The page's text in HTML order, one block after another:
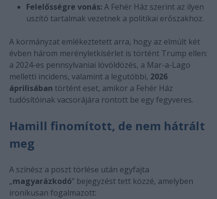
Felelősségre vonás: A Fehér Ház szerint az ilyen
uszító tartalmak vezetnek a politikai erőszakhoz.
A kormányzat emlékeztetett arra, hogy az elmúlt két
évben három merényletkísérlet is történt Trump ellen:
a 2024-es pennsylvaniai lövöldözés, a Mar-a-Lago
melletti incidens, valamint a legutóbbi, 2026
áprilisában történt eset, amikor a Fehér Ház
tudósítóinak vacsorájára rontott be egy fegyveres.
Hamill finomított, de nem hátrált
meg
A színész a poszt törlése után egyfajta
„magyarázkodó” bejegyzést tett közzé, amelyben
ironikusan fogalmazott: